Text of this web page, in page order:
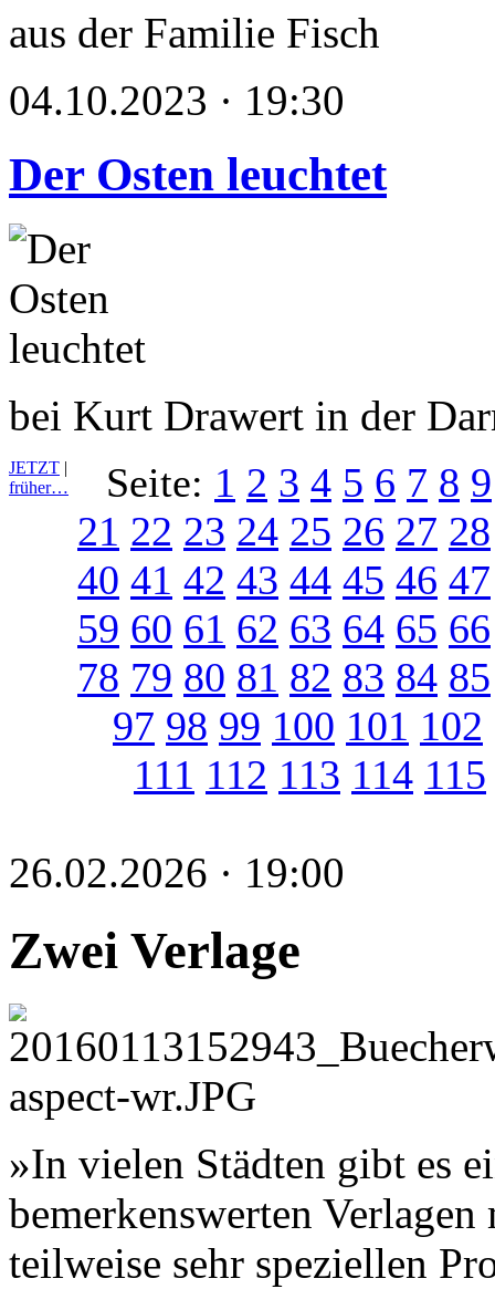
aus der Familie Fisch
04.10.2023 · 19:30
Der Osten leuchtet
bei Kurt Drawert in der
JETZT |
früher…
Seite: 1 2 3 4 5 6 7 8 9
21 22 23 24 25 26 27 28
40 41 42 43 44 45 46 47
59 60 61 62 63 64 65 66
78 79 80 81 82 83 84 85
97 98 99 100 101 102
111 112 113 114 115
26.02.2026 · 19:00
Zwei Verlage
»In vielen Städten gibt es
bemerkenswerten
teilweise sehr speziellen